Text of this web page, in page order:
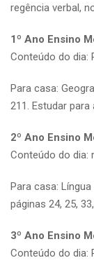
regência verbal,
1º Ano Ensino
Conteúdo do dia:
Para casa:
211. Estudar
2º Ano Ensino
Conteúdo do dia:
Para casa:
páginas 24, 25,
3º Ano Ensino
Conteúdo do dia: